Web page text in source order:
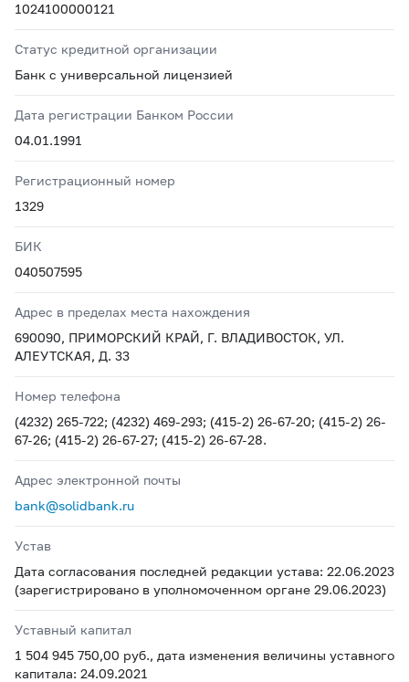
1024100000121
Статус кредитной организации
Банк с универсальной лицензией
Дата регистрации Банком России
04.01.1991
Регистрационный номер
1329
БИК
040507595
Адрес в пределах места нахождения
690090, ПРИМОРСКИЙ КРАЙ, Г. ВЛАДИВОСТОК, УЛ.
АЛЕУТСКАЯ, Д. 33
Номер телефона
(4232) 265-722; (4232) 469-293; (415-2) 26-67-20; (415-2) 26-
67-26; (415-2) 26-67-27; (415-2) 26-67-28.
Адрес электронной почты
bank@solidbank.ru
Устав
Дата согласования последней редакции устава: 22.06.2023
(зарегистрировано в уполномоченном органе 29.06.2023)
Уставный капитал
1 504 945 750,00 руб., дата изменения величины уставного
капитала: 24.09.2021